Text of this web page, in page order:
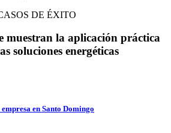
DE ÉXITO
muestran la aplicación práctica
soluciones energéticas
en Santo Domingo